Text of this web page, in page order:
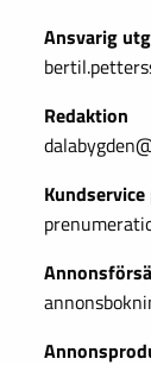
Ansvarig
Redaktion